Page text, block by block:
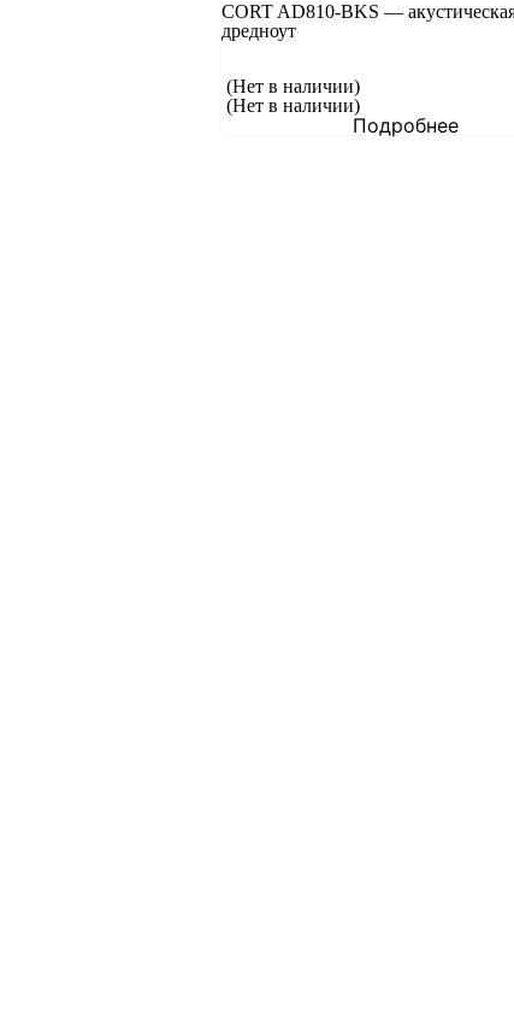
CORT AD810-BKS —
дредноут
(Нет в наличии)
(Нет в наличии)
Подробнее